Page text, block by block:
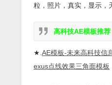
粒，照片，真实，显示，
高科技AE模板推荐
★. AE模板-未来高科技信
exus点线效果三角面模板